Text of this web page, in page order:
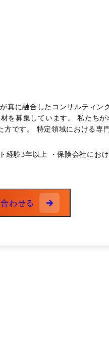
コンサルティングファームです
を募集しています。 私たち
れ以上に保険
構築や事業拡大にも挑戦し
券、製造業、通信メディアな
保×変革:事務領域における
スボーダー・クロスカルチ
バーマネジメントをしながら
験3年以上 ・保険会社にお
わせる